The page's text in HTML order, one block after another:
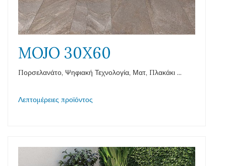
MOJO 30X60
Πορσελανάτο, Ψηφιακή Τεχνολογία, Ματ, Πλακάκι ...
Λεπτομέρειες προϊόντος